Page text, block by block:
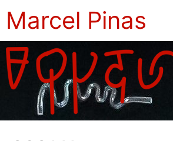
Marcel Pinas